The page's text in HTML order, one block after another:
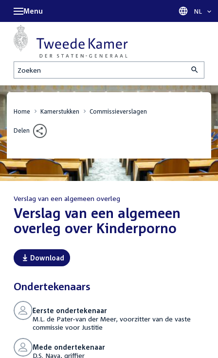
Zoeken
Menu Taal
NL
Home Kamerstukken Commissieverslagen
Delen
Verslag van een algemeen overleg
:Verslag van een algemeen
overleg over Kinderporno
Download
Ondertekenaars
Eerste ondertekenaar
M.L. de Pater-van der Meer, voorzitter van de vaste
commissie voor Justitie
Mede ondertekenaar
D.S. Nava, griffier